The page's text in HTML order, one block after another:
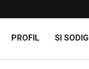
PROFIL SI SODIG